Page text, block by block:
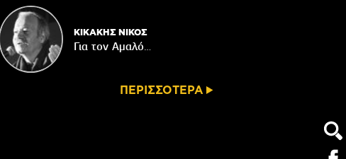
ΚΙΚΑΚΗΣ ΝΙΚΟΣ
Για τον Αμαλό…
ΠΕΡΙΣΣΟΤΕΡΑ